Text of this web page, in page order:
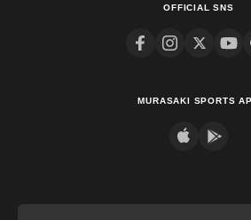
OFFICIAL SNS
MURASAKI SPORTS